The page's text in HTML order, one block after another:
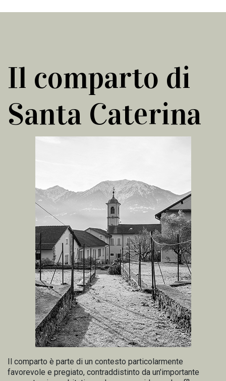
Il comparto di
Santa Caterina
Il comparto è parte di un contesto particolarmente
favorevole e pregiato, contraddistinto da un'importante